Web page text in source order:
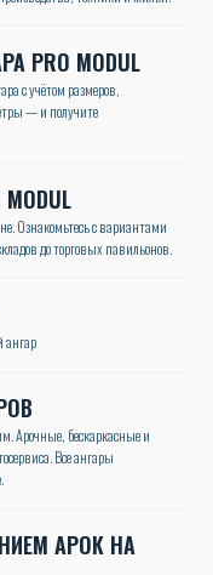
PRO MODUL
с учётом размеров,
— и получите
Ознакомьтесь с вариантами
до торговых павильонов.
ангар
Арочные, бескаркасные и
Все ангары
АРОК НА